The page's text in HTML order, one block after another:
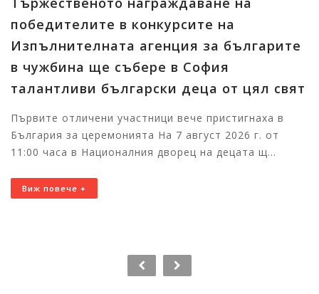
на
за българите
в София
деца от цял свят
вече пристигнаха в
На 7 август 2026 г. от
дворец на децата щ...
Райна
наследство ни
Изложбата
фолклорното